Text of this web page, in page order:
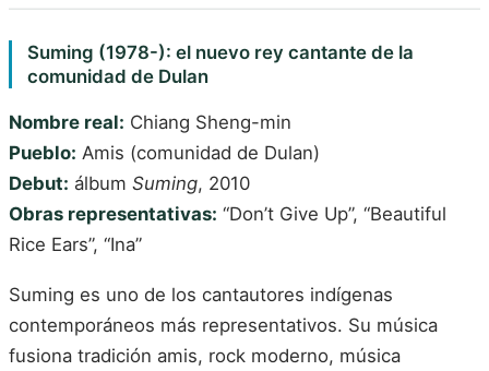
Suming (1978-): el nuevo rey cantante de la
comunidad de Dulan
Nombre real: Chiang Sheng-min
Pueblo: Amis (comunidad de Dulan)
Debut: álbum Suming, 2010
Obras representativas: “Don’t Give Up”, “Beautiful
Rice Ears”, “Ina”
Suming es uno de los cantautores indígenas
contemporáneos más representativos. Su música
fusiona tradición amis, rock moderno, música